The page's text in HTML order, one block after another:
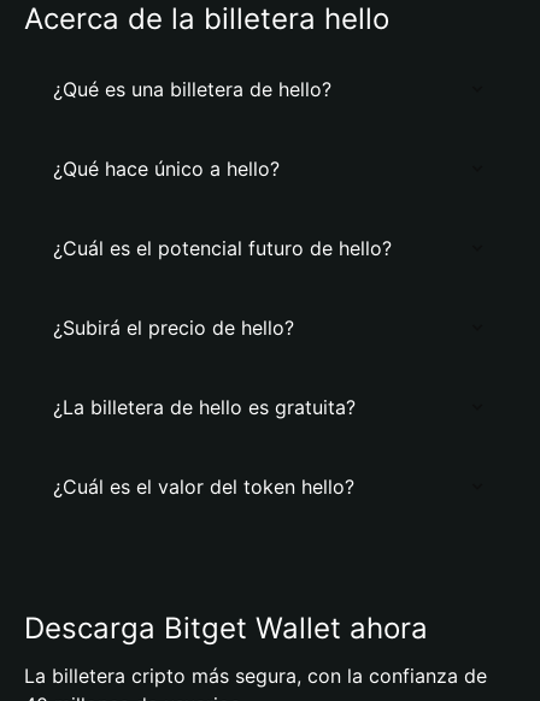
Acerca de la billetera hello
¿Qué es una billetera de hello?
¿Qué hace único a hello?
¿Cuál es el potencial futuro de hello?
¿Subirá el precio de hello?
¿La billetera de hello es gratuita?
¿Cuál es el valor del token hello?
Descarga Bitget Wallet ahora
La billetera cripto más segura, con la confianza de